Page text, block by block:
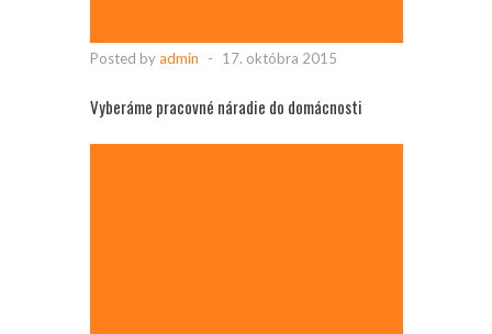
Posted byadmin - 17. októbra 2015
Vyberáme pracovné náradie do domácnosti